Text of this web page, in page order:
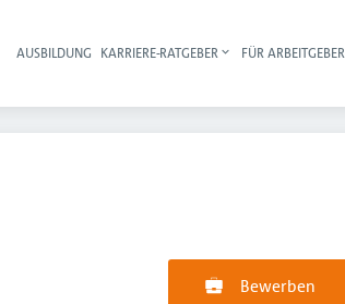
Haupt-Navigation
AUSBILDUNG KARRIERE-RATGEBER FÜR ARBEITGEBER
Bewerben